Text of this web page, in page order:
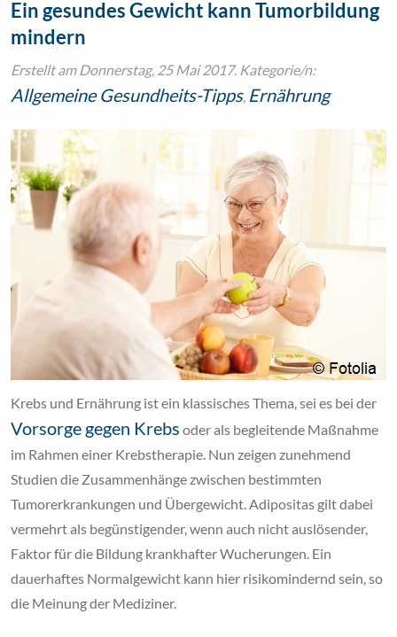
Ein gesundes Gewicht kann Tumorbildung
mindern
Erstellt am Donnerstag, 25 Mai 2017. Kategorie/n:
Allgemeine Gesundheits-Tipps, Ernährung
Krebs und Ernährung ist ein klassisches Thema, sei es bei der
Vorsorge gegen Krebs oder als begleitende Maßnahme
im Rahmen einer Krebstherapie. Nun zeigen zunehmend
Studien die Zusammenhänge zwischen bestimmten
Tumorerkrankungen und Übergewicht. Adipositas gilt dabei
vermehrt als begünstigender, wenn auch nicht auslösender,
Faktor für die Bildung krankhafter Wucherungen. Ein
dauerhaftes Normalgewicht kann hier risikomindernd sein, so
die Meinung der Mediziner.